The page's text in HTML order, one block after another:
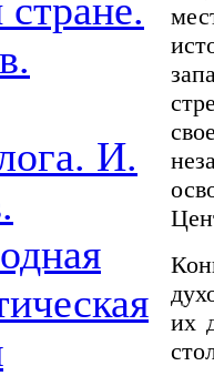
И.
их